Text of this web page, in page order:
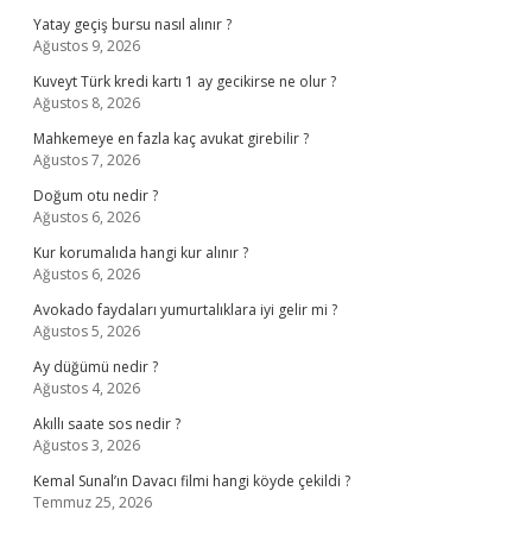
Yatay geçiş bursu nasıl alınır ?
Ağustos 9, 2026
Kuveyt Türk kredi kartı 1 ay gecikirse ne olur ?
Ağustos 8, 2026
Mahkemeye en fazla kaç avukat girebilir ?
Ağustos 7, 2026
Doğum otu nedir ?
Ağustos 6, 2026
Kur korumalıda hangi kur alınır ?
Ağustos 6, 2026
Avokado faydaları yumurtalıklara iyi gelir mi ?
Ağustos 5, 2026
Ay düğümü nedir ?
Ağustos 4, 2026
Akıllı saate sos nedir ?
Ağustos 3, 2026
Kemal Sunal’ın Davacı filmi hangi köyde çekildi ?
Temmuz 25, 2026